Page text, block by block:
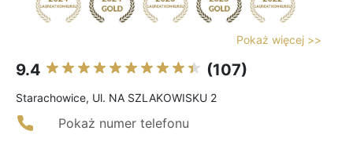
Pokaż więcej >>
9.4 (107)
Starachowice, Ul. NA SZLAKOWISKU 2
Pokaż numer telefonu